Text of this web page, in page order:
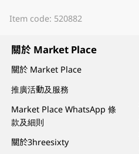
Item code: 520882
關於 Market Place
關於 Market Place
推廣活動及服務
Market Place WhatsApp 條
款及細則
關於3hreesixty